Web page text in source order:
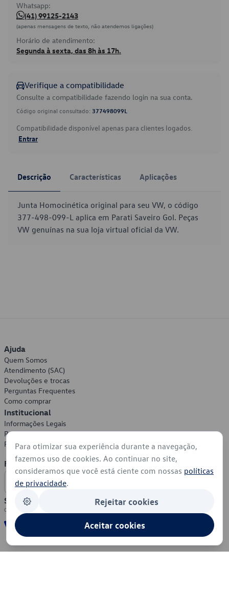
Whatsapp:
(41) 99125-2143
(apenas mensagens de texto, não atendemos ligações)
Horário de atendimento:
Segunda à sexta, das 8h às 17h.
Verifique a compatibilidade
Consulte a compatibilidade fazendo login na sua conta.
Código original consultado: 377498099L
Compatibilidade disponível apenas para clientes logados.
Entrar
Descrição Características Aplicações
Junta Homocinética original para seu VW, o código
377-498-099-L aplica em Parati Saveiro Gol. Peças
VW genuínas na sua loja virtual oficial da VW.
Ajuda
Quem Somos
Atendimento (SAC)
Devoluções e trocas
Perguntas Frequentes
Como comprar
Institucional
Informações Legais
Política de Privacidade
Política de Cookies
Formas de Pagamento
Segurança
Para otimizar sua experiência durante a navegação,
fazemos uso de cookies. Ao continuar no site,
consideramos que você está ciente com nossas políticas
de privacidade.
Rejeitar cookies
Aceitar cookies